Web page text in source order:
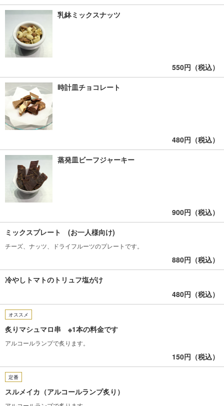
乳鉢ミックスナッツ
550円（税込）
時計皿チョコレート
480円（税込）
蒸発皿ビーフジャーキー
900円（税込）
ミックスプレート (お一人様向け)
チーズ、ナッツ、ドライフルーツのプレートです。
880円（税込）
冷やしトマトのトリュフ塩がけ
480円（税込）
オススメ
炙りマシュマロ串 ※1本の料金です
アルコールランプで炙ります。
150円（税込）
定番
スルメイカ（アルコールランプ炙り）